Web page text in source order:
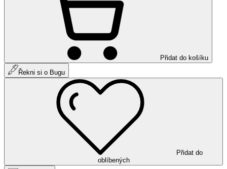
Přidat do košíku
Řekni si o Bugu
Přidat do
oblíbených